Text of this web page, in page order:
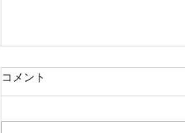
1/23(土) 10:00～ 定例会＠船
毎年１月は舞浜ユーラシアで新年
コメント